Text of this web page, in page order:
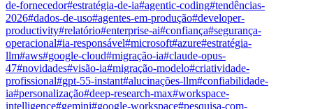
de-fornecedor#estratégia-de-ia#agentic-coding#tendências-
2026#dados-de-uso#agentes-em-produção#developer-
productivity#relatório#enterprise-ai#confiança#segurança-
operacional#ia-responsável#microsoft#azure#estratégia-
llm#aws#google-cloud#migração-ia#claude-opus-
47#novidades#visão-ia#migração-modelo#criatividade-
profissional#gpt-55-instant#alucinações-llm#confiabilidade-
ia#personalização#deep-research-max#workspace-
intelligence#gemini#google-workspace#pesquisa-com-